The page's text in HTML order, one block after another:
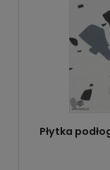
Płytka